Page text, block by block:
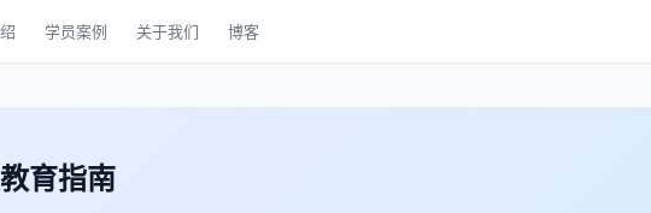
学员案例 关于我们 博客
育指南